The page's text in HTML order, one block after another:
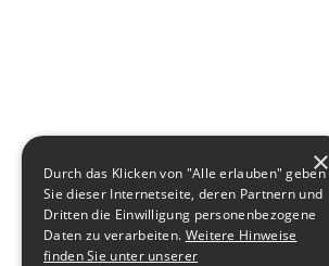
×
Durch das Klicken von "Alle erlauben" geben
Sie dieser Internetseite, deren Partnern und
Dritten die Einwilligung personenbezogene
Daten zu verarbeiten. Weitere Hinweise
finden Sie unter unserer